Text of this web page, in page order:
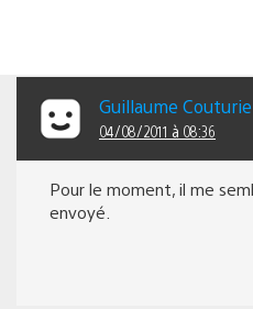
Guillaume
04/08/2011 à 08:36
Pour le moment, il me
envoyé.